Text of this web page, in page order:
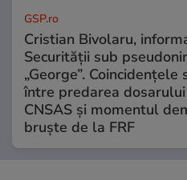
GSP.ro
Cristian Bivolaru,
Securității sub
„George”. Coincidențele
între predarea
CNSAS și momentul
bruște de la FRF